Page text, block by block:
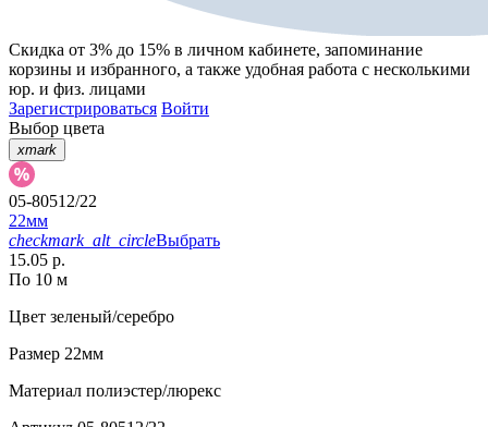
Скидка от 3% до 15% в личном кабинете, запоминание
корзины и избранного, а также удобная работа с несколькими
юр. и физ. лицами
Зарегистрироваться Войти
Выбор цвета
xmark
05-80512/22
22мм
checkmark_alt_circleВыбрать
15.05 р.
По 10 м
Цвет зеленый/серебро
Размер 22мм
Материал полиэстер/люрекс